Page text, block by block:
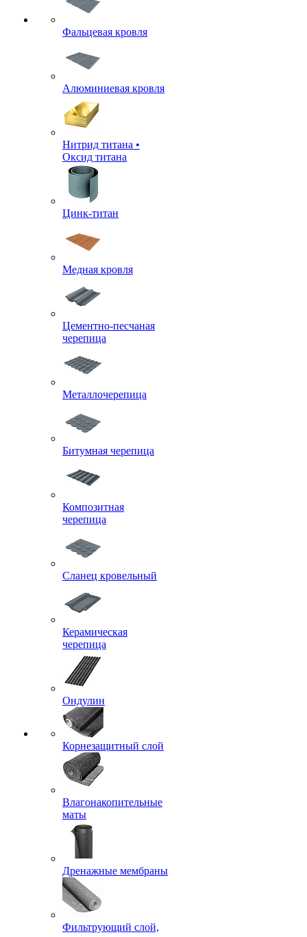
Фальцевая кровля
Алюминиевая кровля
Нитрид титана •
Оксид титана
Цинк-титан
Медная кровля
Цементно-песчаная
черепица
Металлочерепица
Битумная черепица
Композитная
черепица
Сланец кровельный
Керамическая
черепица
Ондулин
Корнезащитный слой
Влагонакопительные
маты
Дренажные мембраны
Фильтрующий слой,